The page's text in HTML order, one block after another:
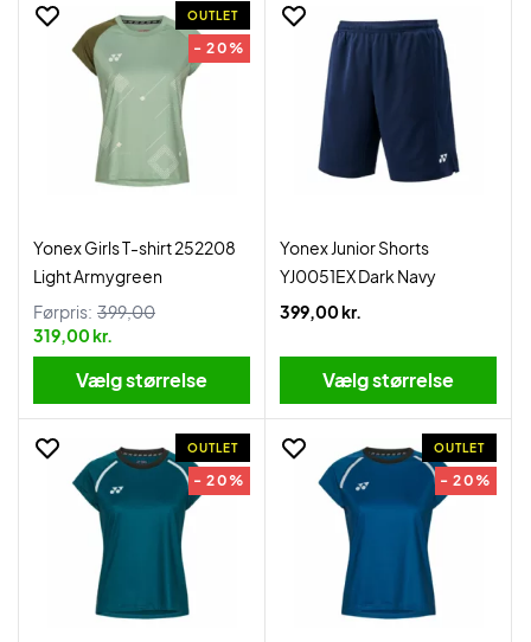
OUTLET
- 20%
Yonex Girls T-shirt 252208
Light Armygreen
Førpris: 399,00
319,00 kr.
Vælg størrelse
Yonex Junior Shorts
YJ0051EX Dark Navy
399,00 kr.
Vælg størrelse
OUTLET
- 20%
OUTLET
- 20%